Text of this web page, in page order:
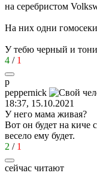
на серебристом
На них одни гомосеки
У тебю черный и
4 / 1
p
peppernick
18:37, 15.10.2021
У него мама живая?
Вот он будет на киче
весело ему будет.
2 / 1
сейчас читают